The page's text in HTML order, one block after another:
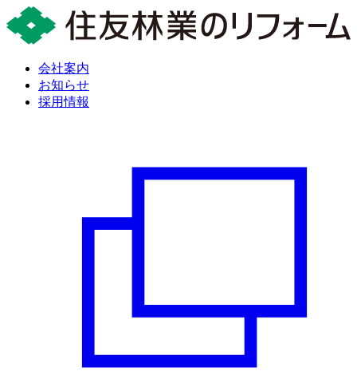
会社案内
お知らせ
採用情報